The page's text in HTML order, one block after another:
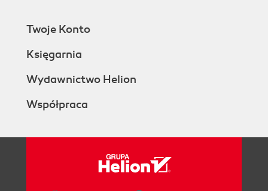
Twoje Konto
Księgarnia
Wydawnictwo Helion
Współpraca